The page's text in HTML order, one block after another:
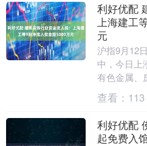
利好优配
上海建工
元
沪指9月12
中，今日上
有色金属、
1.51%。建
查看： 113
利好优配
起免费入